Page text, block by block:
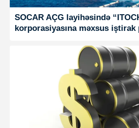
SOCAR AÇG layihəsində
korporasiyasına məxsus iştirak